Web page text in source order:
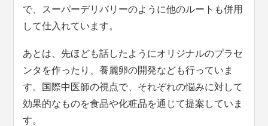
で、スーパーデリバリーのように他のルートも併用
して仕入れています。
あとは、先ほども話したようにオリジナルのプラセ
ンタを作ったり、養麗卵の開発なども行っていま
す。国際中医師の視点で、それぞれの悩みに対して
効果的なものを食品や化粧品を通じて提案していま
す。